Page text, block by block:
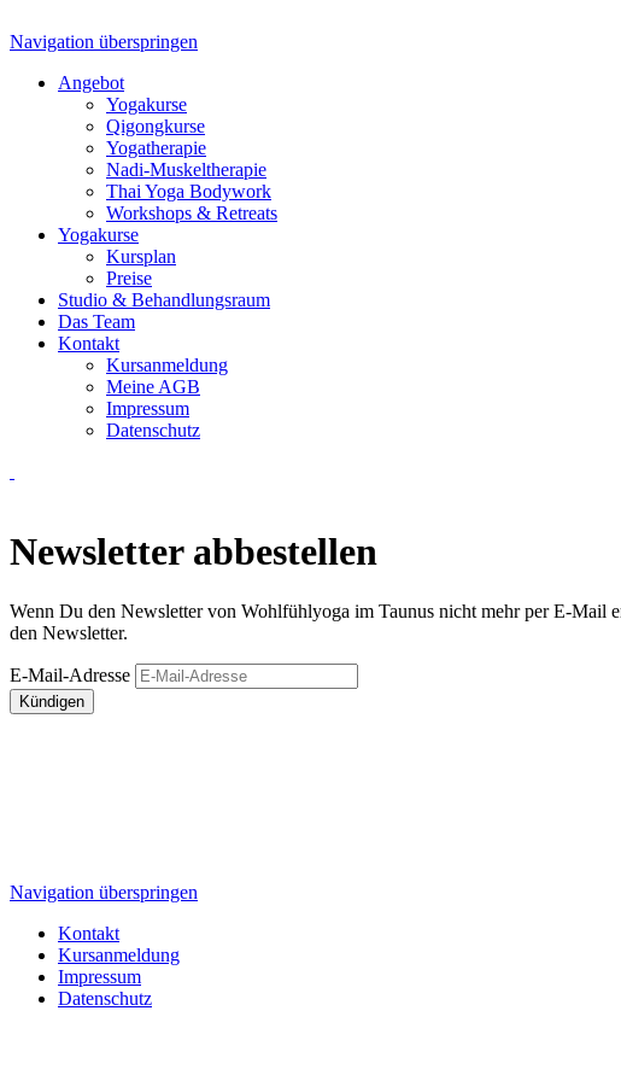
Navigation überspringen
Angebot
Yogakurse
Qigongkurse
Yogatherapie
Nadi-Muskeltherapie
Thai Yoga Bodywork
Workshops & Retreats
Yogakurse
Kursplan
Preise
Studio & Behandlungsraum
Das Team
Kontakt
Kursanmeldung
Meine AGB
Impressum
Datenschutz
Newsletter abbestellen
Wenn Du den Newsletter von Wohlfühlyoga im Taunus nicht mehr per E-Mail
den Newsletter.
E-Mail-Adresse
Kündigen
Datenschutz
Wohlfühlyoga im Taunus